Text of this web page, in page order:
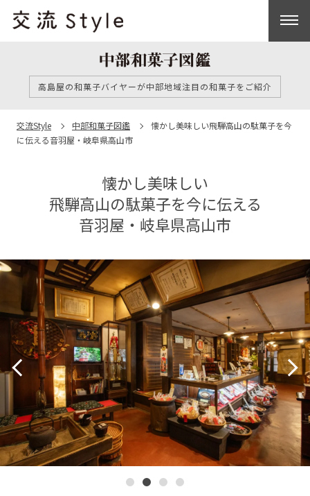
高島屋の和菓子バイヤーが中部地域注目の和菓子をご紹介
交流Style 中部和菓子図鑑 懐かし美味しい飛騨高山の駄菓子を今
に伝える音羽屋・岐阜県高山市
懐かし美味しい
飛騨高山の駄菓子を今に伝える
音羽屋・岐阜県高山市